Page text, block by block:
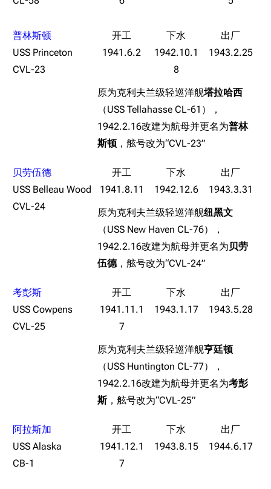
港区系统
头像
勋章
音乐
学院与战术
特别船坞
杂学考据
考据勘误汇总
游戏BUG汇总
术语词典
特殊成就
物品道具
舰船归宿一览
舰名溯源
舰艇徽章与格言
图纸舰与未成舰
蒸汽轮机基础
意大利军舰一览
旧日本八八舰队
旧日本军舰一览
近代中国图纸舰
解放军主战舰艇
游戏动态
卫星观测
历次场刊
参与画师
配音演员
艾拉微博存档
普林斯顿
USS Princeton
CVL-23
1941.6.2
1942.10.1
8
1943.2.25
原为克利夫兰级轻巡洋舰塔拉哈西
（USS Tellahasse CL-61），
1942.2.16改建为航母并更名为普林
斯顿 ，舷号改为“CVL-23”
贝劳伍德
USS Belleau Wood
CVL-24
1941.8.11 1942.12.6
1943.3.31
原为克利夫兰级轻巡洋舰纽黑文
（USS New Haven CL-76），
1942.2.16改建为航母并更名为贝劳
伍德，舷号改为“CVL-24”
考彭斯
USS Cowpens
CVL-25
1941.11.1
7
1943.1.17 1943.5.28
原为克利夫兰级轻巡洋舰亨廷顿
（USS Huntington CL-77），
1942.2.16改建为航母并更名为考彭
斯，舷号改为“CVL-25”
阿拉斯加
USS Alaska
CB-1
1941.12.1
7
1943.8.15 1944.6.17